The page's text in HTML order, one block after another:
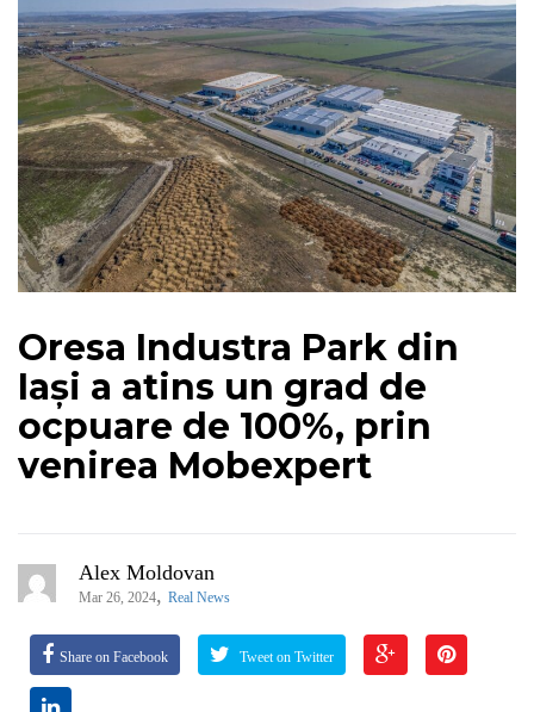
Oresa Industra Park din
Iași a atins un grad de
ocpuare de 100%, prin
venirea Mobexpert
Alex Moldovan
Mar 26, 2024, Real News
Share on Facebook Tweet on Twitter